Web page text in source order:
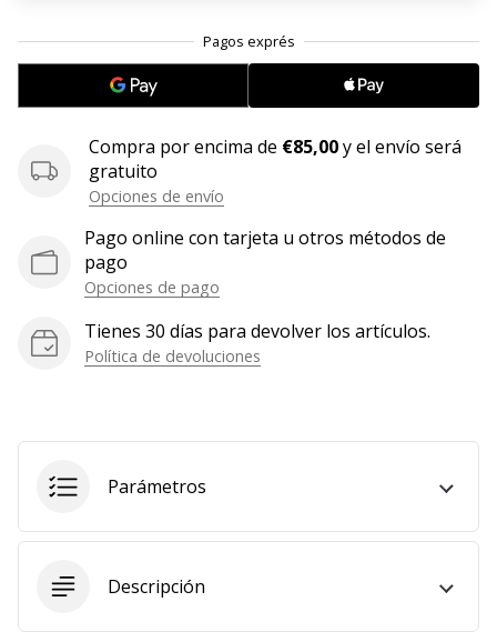
todos
Compra por encima de €85,00y el envío será
gratuito
Opciones de envío
Pago online con tarjeta u otros métodos de
pago
Opciones de pago
Tienes 30 días para devolver los artículos.
Política de devoluciones
Parámetros
Descripción